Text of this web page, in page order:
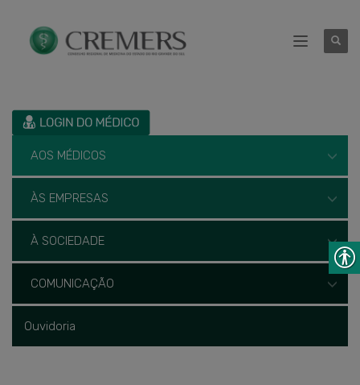
AOS MÉDICOS
ÀS EMPRESAS
À SOCIEDADE
COMUNICAÇÃO
Ouvidoria